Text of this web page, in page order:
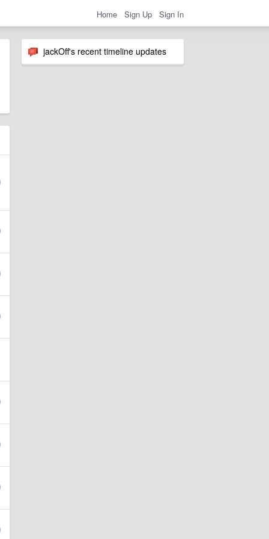
Home Sign Up Sign In
jackOff's recent timeline updates